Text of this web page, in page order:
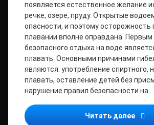
появляется естественное желание
речке, озере, пруду. Открытые
опасности, и поэтому осторожность
плавании вполне оправдана. Первым
безопасного отдыха на воде
плавать. Основными причинами
являются: употребление спиртного,
плавать, оставление детей без
нарушение правил безопасности на …
Читать далее